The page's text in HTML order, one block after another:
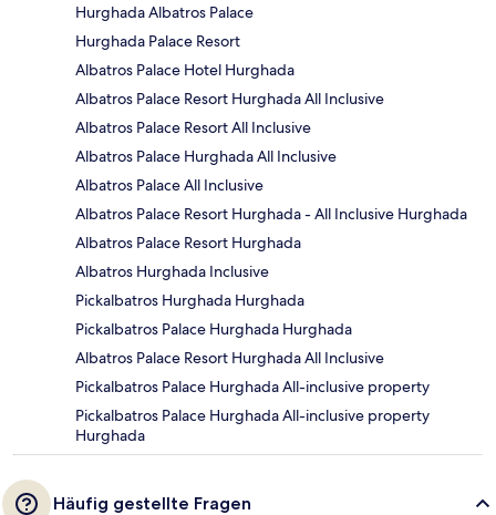
Hurghada Albatros Palace
Hurghada Palace Resort
Albatros Palace Hotel Hurghada
Albatros Palace Resort Hurghada All Inclusive
Albatros Palace Resort All Inclusive
Albatros Palace Hurghada All Inclusive
Albatros Palace All Inclusive
Albatros Palace Resort Hurghada - All Inclusive Hurghada
Albatros Palace Resort Hurghada
Albatros Hurghada Inclusive
Pickalbatros Hurghada Hurghada
Pickalbatros Palace Hurghada Hurghada
Albatros Palace Resort Hurghada All Inclusive
Pickalbatros Palace Hurghada All-inclusive property
Pickalbatros Palace Hurghada All-inclusive property
Hurghada
Häufig gestellte Fragen